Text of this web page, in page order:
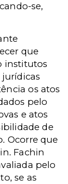
se,
que
institutos
os atos
pelo
e atos
de
Ocorre que
Fachin
pelo
se as